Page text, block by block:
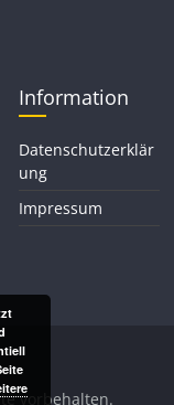
Information
Datenschutzerklär
ung
Impressum
vorbehalten.